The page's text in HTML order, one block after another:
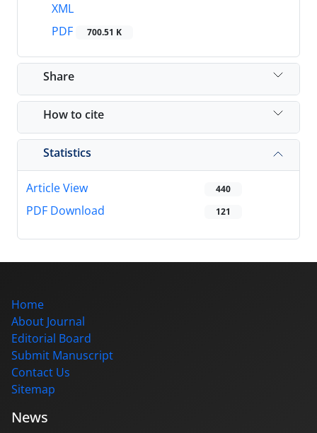
XML
PDF
700.51 K
Share
How to cite
Statistics
Article View 440
PDF Download 121
Home
About Journal
Editorial Board
Submit Manuscript
Contact Us
Sitemap
News